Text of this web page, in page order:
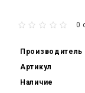
0
Производитель
Артикул
Наличие